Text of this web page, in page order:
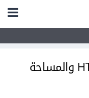
كيفية تعديل حجم عنصر HTML والمساحة